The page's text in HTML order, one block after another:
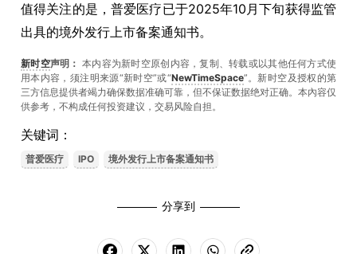
值得关注的是，普爱医疗已于2025年10月下旬获得监管
出具的境外发行上市备案通知书。
新时空声明： 本内容为新时空原创内容，复制、转载或以其他任何方式使
用本内容，须注明来源“新时空”或“NewTimeSpace”。新时空及授权的第
三方信息提供者竭力确保数据准确可靠，但不保证数据绝对正确。本內容仅
供参考，不构成任何投资建议，交易风险自担。
关键词：
普爱医疗 IPO 境外发行上市备案通知书
分享到